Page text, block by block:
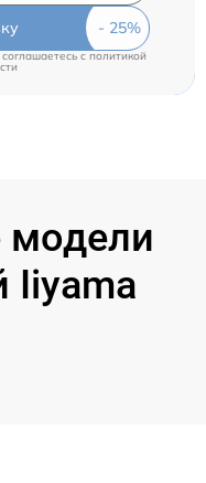
cполитикой
модели
Iiyama